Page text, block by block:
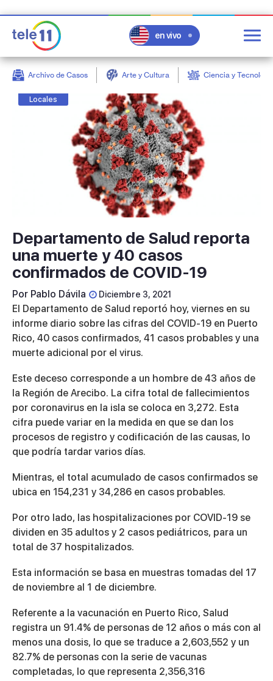
en vivo
Archivo de Casos Arte y Cultura Ciencia y
Locales
Departamento de Salud reporta
una muerte y 40 casos
confirmados de COVID-19
Por Pablo Dávila Diciembre 3, 2021
El Departamento de Salud reportó hoy, viernes en su
informe diario sobre las cifras del COVID-19 en Puerto
Rico, 40 casos confirmados, 41 casos probables y una
muerte adicional por el virus.
Este deceso corresponde a un hombre de 43 años de
la Región de Arecibo. La cifra total de fallecimientos
por coronavirus en la isla se coloca en 3,272. Esta
cifra puede variar en la medida en que se dan los
procesos de registro y codificación de las causas, lo
que podría tardar varios días.
Mientras, el total acumulado de casos confirmados se
ubica en 154,231 y 34,286 en casos probables.
Por otro lado, las hospitalizaciones por COVID-19 se
dividen en 35 adultos y 2 casos pediátricos, para un
total de 37 hospitalizados.
Esta información se basa en muestras tomadas del 17
de noviembre al 1 de diciembre.
Referente a la vacunación en Puerto Rico, Salud
registra un 91.4% de personas de 12 años o más con al
menos una dosis, lo que se traduce a 2,603,552 y un
82.7% de personas con la serie de vacunas
completadas, lo que representa 2,356,316
post